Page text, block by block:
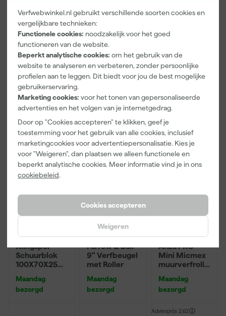
Verfwebwinkel.nl gebruikt verschillende soorten cookies en
vergelijkbare technieken:
Functionele cookies: noodzakelijk voor het goed
functioneren van de website.
Beperkt analytische cookies: om het gebruik van de
website te analyseren en verbeteren, zonder persoonlijke
profielen aan te leggen. Dit biedt voor jou de best mogelijke
gebruikerservaring.
Marketing cookies: voor het tonen van gepersonaliseerde
advertenties en het volgen van je internetgedrag.
Door op "Cookies accepteren" te klikken, geef je
toestemming voor het gebruik van alle cookies, inclusief
marketingcookies voor advertentiepersonalisatie. Kies je
voor "Weigeren", dan plaatsen we alleen functionele en
beperkt analytische cookies. Meer informatie vind je in ons
cookiebeleid.
Cookies accepteren
Weigeren
Paintura
Lucamax
Washi tape -
50mx24mm
Maandag
bezorgd
Adviesprijs 6,00
3,99
incl. BTW
Farrow & Ball
F&B
Kleurenwaaie
r
Maandag
bezorgd
22,00
incl. BTW
And Go
12cm Roller -
Inzetbakken
Maandag
bezorgd
3,99
incl. BTW
Klingspor
Schuurblok
100X70X25m
P220
Maandag
bezorgd
Farrow & Ball
9" Verfbeugel
met Roller
Maandag
bezorgd
Anza PRO
Mini Micmex
muurverfrolle
Maandag
bezorgd
Adviesprijs 2,62